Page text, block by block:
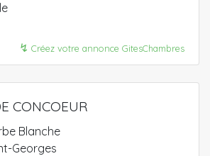
↯ Créez votre annonce GitesChambres
CONCOEUR
Blanche
Georges